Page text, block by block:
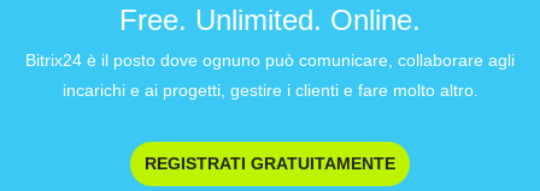
Free. Unlimited. Online.
Bitrix24 è il posto dove ognuno può comunicare, collaborare agli
incarichi e ai progetti, gestire i clienti e fare molto altro.
REGISTRATI GRATUITAMENTE